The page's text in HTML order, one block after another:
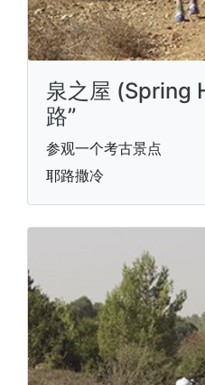
泉之屋 (Spring
路”
参观一个考古景点
耶路撒冷